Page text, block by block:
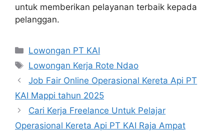
untuk memberikan pelayanan terbaik kepada
pelanggan.
Categories
Lowongan PT KAI
Tags
Lowongan Kerja Rote Ndao
Job Fair Online Operasional Kereta Api PT
KAI Mappi tahun 2025
Cari Kerja Freelance Untuk Pelajar
Operasional Kereta Api PT KAI Raja Ampat